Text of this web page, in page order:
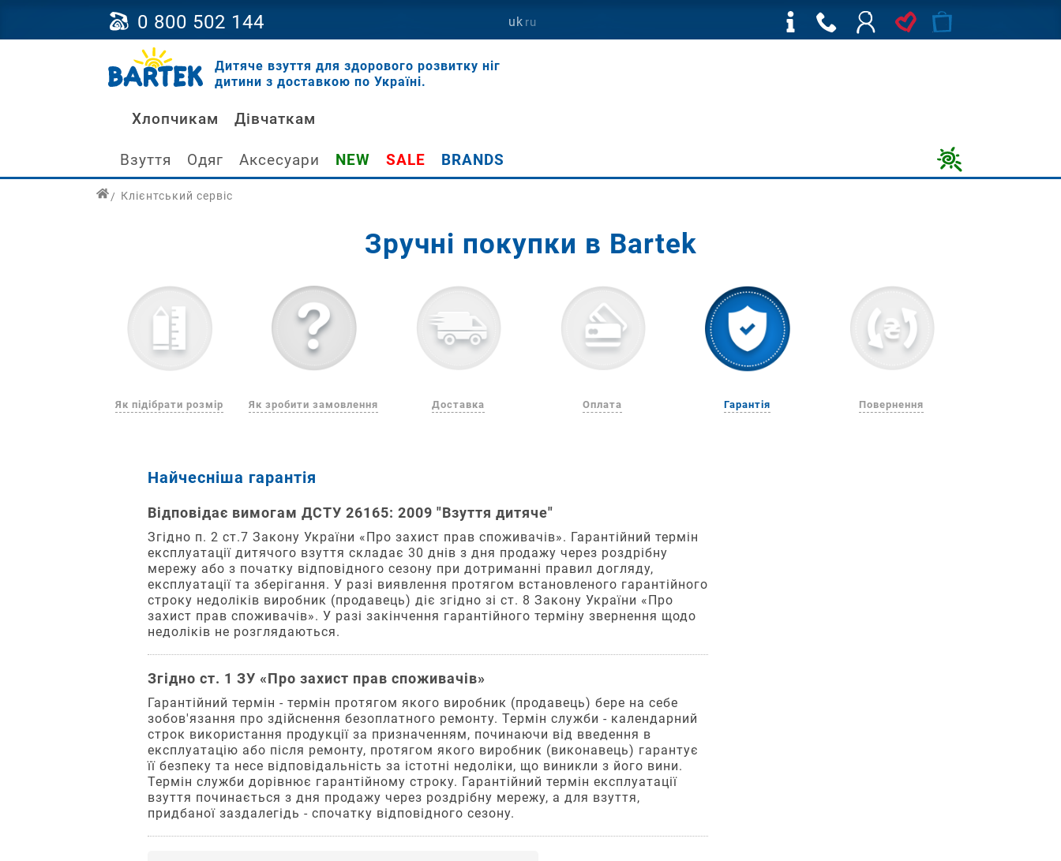
0 800 502 144 uk ru
Дитяче взуття для здорового розвитку ніг
дитини з доставкою по Україні.
Хлопчикам Дівчаткам
Взуття Одяг Аксесуари NEW SALE BRANDS
Клієнтський сервіс
Зручні покупки в Bartek
Як підібрати розмір Як зробити замовлення Доставка Оплата Гарантія Повернення
Поради
підбору
розміру
взуття
Як
часто
вимірювати
вашої
дитини?
Якщо
дитина
буде
носити
взуття
малого
розміру,
у
Три
кроки
для
замовлення
1
Додайте
бажані
товари
до
кошика.
2
Вкажіть
контактні
дані.
Оберіть
Замовлення
з
понеділка
по
п'ятницю
включно,
якщо
замовлення
після
13
години,
відправлення
здійснюється
на
наступний
робочий
Варіанти
За
реквізитами
Після
обробки
замовлення
Ви
отримаєте
смс
повідомлення
з
даними
для
оплати.
На
сайті
Після
натискання
Найчесніша гарантія
Відповідає вимогам ДСТУ 26165: 2009 "Взуття дитяче"
Згідно п. 2 ст.7 Закону України «Про захист прав споживачів». Гарантійний термін
експлуатації дитячого взуття складає 30 днів з дня продажу через роздрібну
мережу або з початку відповідного сезону при дотриманні правил догляду,
експлуатації та зберігання. У разі виявлення протягом встановленого гарантійного
строку недоліків виробник (продавець) діє згідно зі ст. 8 Закону України «Про
захист прав споживачів». У разі закінчення гарантійного терміну звернення щодо
недоліків не розглядаються.
Згідно ст. 1 ЗУ «Про захист прав споживачів»
Гарантійний термін - термін протягом якого виробник (продавець) бере на себе
зобов'язання про здійснення безоплатного ремонту. Термін служби - календарний
строк використання продукції за призначенням, починаючи від введення в
експлуатацію або після ремонту, протягом якого виробник (виконавець) гарантує
її безпеку та несе відповідальність за істотні недоліки, що виникли з його вини.
Термін служби дорівнює гарантійному строку. Гарантійний термін експлуатації
взуття починається з дня продажу через роздрібну мережу, а для взуття,
придбаної заздалегідь - спочатку відповідного сезону.